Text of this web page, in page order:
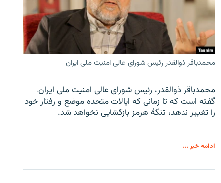
محمدباقر ذوالقدر رئیس شورای عالی امنیت ملی ایران
محمدباقر ذوالقدر، رئیس شورای عالی امنیت ملی ایران،
گفته است که تا زمانی که ایالات متحده موضع و رفتار خود
را تغییر ندهد، تنگهٔ هرمز بازگشایی نخواهد شد.
ادامه خبر ...